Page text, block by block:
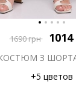
1690грн 1014
+5 цветов